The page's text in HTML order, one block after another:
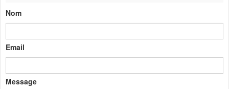
Nom
Email
Message